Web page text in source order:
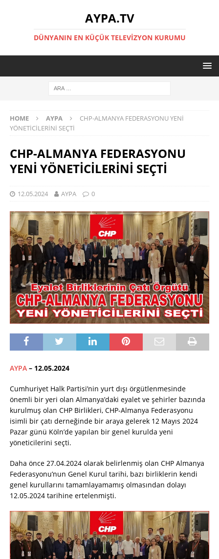
AYPA.TV
DÜNYANIN EN KÜÇÜK TELEVIZYON KURUMU
HOME AYPA
CHP-ALMANYA FEDERASYONU YENİ
YÖNETİCİLERİNİ SEÇTİ
CHP-ALMANYA FEDERASYONU
YENİ YÖNETİCİLERİNİ SEÇTİ
12.05.2024 AYPA 0
AYPA – 12.05.2024
Cumhuriyet Halk Partisi’nin yurt dışı örgütlenmesinde
önemli bir yeri olan Almanya’daki eyalet ve şehirler bazında
kurulmuş olan CHP Birlikleri, CHP-Almanya Federasyonu
isimli bir çatı derneğinde bir araya gelerek 12 Mayıs 2024
Pazar günü Köln’de yapılan bir genel kurulda yeni
yöneticilerini seçti.
Daha önce 27.04.2024 olarak belirlenmiş olan CHP Almanya
Federasyonu’nun Genel Kurul tarihi, bazı birliklerin kendi
genel kurullarını tamamlayamamış olmasından dolayı
12.05.2024 tarihine ertelenmişti.